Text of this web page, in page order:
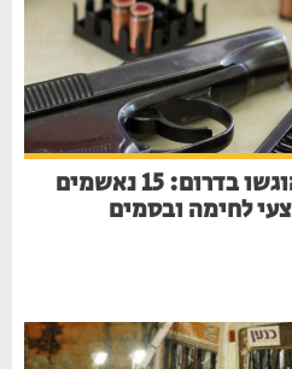
כתבי אישום חמורים הוגשו בדרום: 15 נאשמים
לחימה ובסמים